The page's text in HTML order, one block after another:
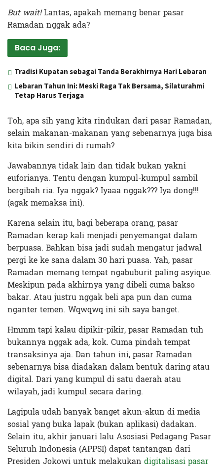
But wait!Lantas, apakah memang benar pasar
Ramadan nggak ada?
Baca Juga:
Tradisi Kupatan sebagai Tanda Berakhirnya Hari Lebaran
Lebaran Tahun Ini: Meski Raga Tak Bersama, Silaturahmi
Tetap Harus Terjaga
Toh, apa sih yang kita rindukan dari pasar Ramadan,
selain makanan-makanan yang sebenarnya juga bisa
kita bikin sendiri di rumah?
Jawabannya tidak lain dan tidak bukan yakni
euforianya. Tentu dengan kumpul-kumpul sambil
bergibah ria. Iya nggak? Iyaaa nggak??? Iya dong!!!
(agak memaksa ini).
Karena selain itu, bagi beberapa orang, pasar
Ramadan kerap kali menjadi penyemangat dalam
berpuasa. Bahkan bisa jadi sudah mengatur jadwal
pergi ke ke sana dalam 30 hari puasa. Yah, pasar
Ramadan memang tempat ngabuburit paling asyique.
Meskipun pada akhirnya yang dibeli cuma bakso
bakar. Atau justru nggak beli apa pun dan cuma
nganter temen. Wqwqwq ini sih saya banget.
Hmmm tapi kalau dipikir-pikir, pasar Ramadan tuh
bukannya nggak ada, kok. Cuma pindah tempat
transaksinya aja. Dan tahun ini, pasar Ramadan
sebenarnya bisa diadakan dalam bentuk daring atau
digital. Dari yang kumpul di satu daerah atau
wilayah, jadi kumpul secara daring.
Lagipula udah banyak banget akun-akun di media
sosial yang buka lapak (bukan aplikasi) dadakan.
Selain itu, akhir januari lalu Asosiasi Pedagang Pasar
Seluruh Indonesia (APPSI) dapat tantangan dari
Presiden Jokowi untuk melakukan digitalisasi pasar